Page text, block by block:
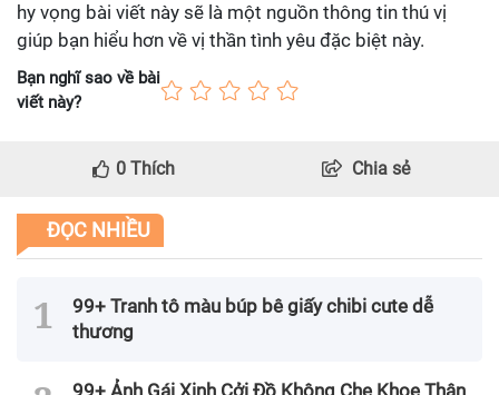
hy vọng bài viết này sẽ là một nguồn thông tin thú vị
giúp bạn hiểu hơn về vị thần tình yêu đặc biệt này.
Bạn nghĩ sao về bài
viết này?
0 Thích Chia sẻ
ĐỌC NHIỀU
99+ Tranh tô màu búp bê giấy chibi cute dễ
thương